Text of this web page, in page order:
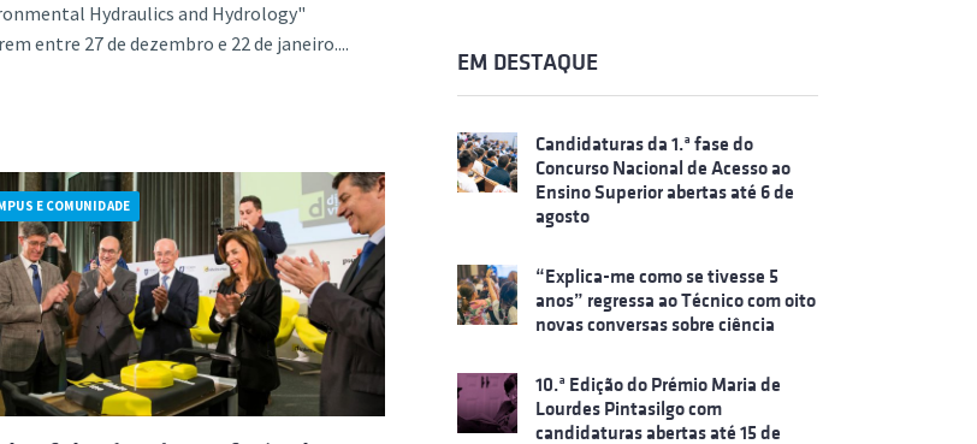
Hydraulics and Hydrology"
entre 27 de dezembro e 22 de janeiro....
E COMUNIDADE
EM DESTAQUE
Candidaturas da 1.ª fase do
Concurso Nacional de Acesso ao
Ensino Superior abertas até 6 de
agosto
“Explica-me como se tivesse 5
anos” regressa ao Técnico com oito
novas conversas sobre ciência
10.ª Edição do Prémio Maria de
Lourdes Pintasilgo com
candidaturas abertas até 15 de